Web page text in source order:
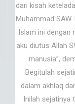
dari kisah
Muhammad
Islam ini dengan
aku diutus Allah
manusia”,
Begitulah
dalam akhlaq
Inilah sejatinya